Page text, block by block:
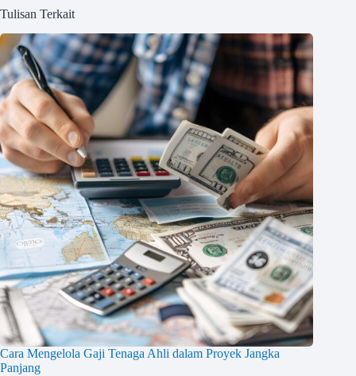
Tulisan Terkait
Cara Mengelola Gaji Tenaga Ahli dalam Proyek Jangka
Panjang